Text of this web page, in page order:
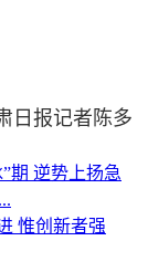
日报记者陈多
期 逆势上扬急
惟创新者强